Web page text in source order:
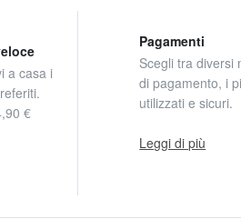
a casa i
€
Pagamenti
Scegli tra diversi
di pagamento, i
utilizzati e sicuri.
Leggi di più